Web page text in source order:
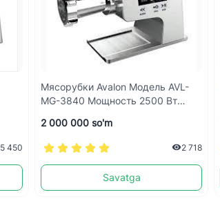
5 450
Мясорубки Avalon Модель AVL-
MG-3840 Мощность 2500 Вт
2 000 000 so'm
2 718
Savatga